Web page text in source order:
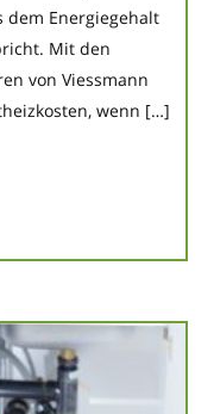
dem Energiegehalt
Mit den
von Viessmann
wenn […]